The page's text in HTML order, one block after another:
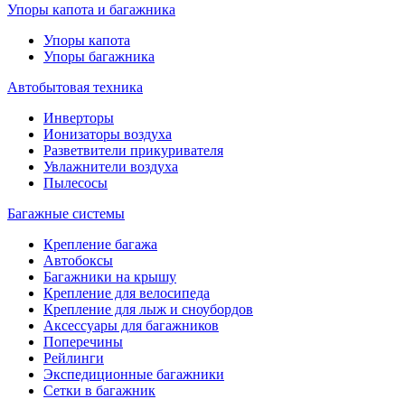
Упоры капота и багажника
Упоры капота
Упоры багажника
Автобытовая техника
Инверторы
Ионизаторы воздуха
Разветвители прикуривателя
Увлажнители воздуха
Пылесосы
Багажные системы
Крепление багажа
Автобоксы
Багажники на крышу
Крепление для велосипеда
Крепление для лыж и сноубордов
Аксессуары для багажников
Поперечины
Рейлинги
Экспедиционные багажники
Сетки в багажник